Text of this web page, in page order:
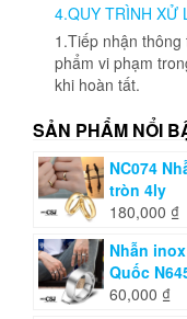
sản
phẩm
4.QUY TRÌNH XỬ
1.Tiếp nhận
phẩm vi phạm
khi hoàn tất.
SẢN PHẨM NỔI
NC074
tròn 4ly
180,000 ₫
Nhẫn
Quốc
60,000 ₫